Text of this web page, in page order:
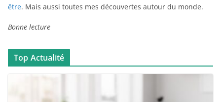
être. Mais aussi toutes mes découvertes autour du monde.
Bonne lecture
Top Actualité